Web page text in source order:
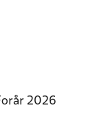
2026